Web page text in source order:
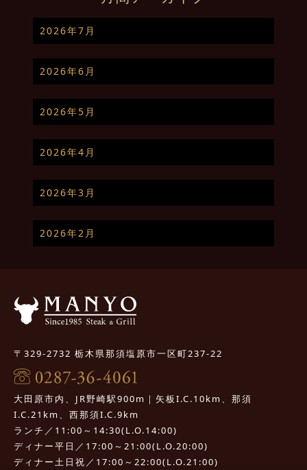
2026年7月
2026年6月
2026年5月
2026年4月
2026年3月
2026年2月
〒329-2732 栃木県那須塩原市一区町237-22
大田原市内、JR野崎駅900m｜矢板I.C.10km、那須
I.C.21km、西那須I.C.9km
ランチ／11:00～14:30(L.O.14:00)
ディナー平日／17:00～21:00(L.O.20:00)
ディナー土日祝／17:00～22:00(L.O.21:00)